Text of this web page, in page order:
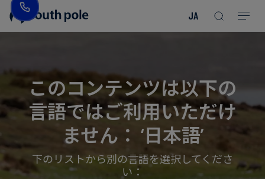
JA
役
員
紹
介
ァ
ッ
シ
ョ
ン
ク
ト
を
見
る
レ
ポ
ー
ト
Read more
Read more
Read more
Read more
Read more
Read more
Read more
Read more
Read more Read more
このコンテンツは以下の
言語ではご利用いただけ
ません： ‘日本語’
下のリストから別の言語を選択してくださ
い：